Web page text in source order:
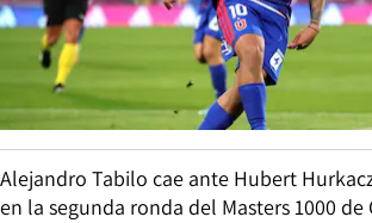
Alejandro Tabilo cae ante Hubert
en la segunda ronda del Masters 1000 de